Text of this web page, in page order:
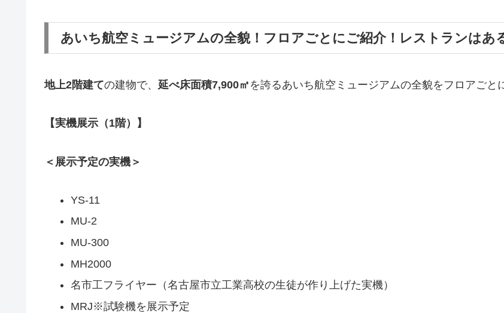
あいち航空ミュージアムの全貌！フロアごとにご紹介！レストランはあ
地上2階建ての建物で、 延べ床面積7,900㎡ を誇るあいち航空ミュージアムの全貌をフロアごと
【実機展示（1階）】
＜展示予定の実機＞
YS-11
MU-2
MU-300
MH2000
名市工フライヤー（名古屋市立工業高校の生徒が作り上げた実機）
MRJ※試験機を展示予定